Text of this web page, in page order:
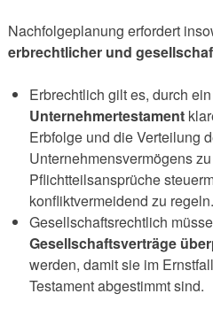
Nachfolgeplanung erfordert
erbrechtlicher und
Erbrechtlich gilt es, durch
Unternehmertestament
Erbfolge und die Verteilung
Unternehmensvermögens
Pflichtteilsansprüche
konfliktvermeidend zu regeln.
Gesellschaftsrechtlich
Gesellschaftsverträge
werden, damit sie im
Testament abgestimmt sind.